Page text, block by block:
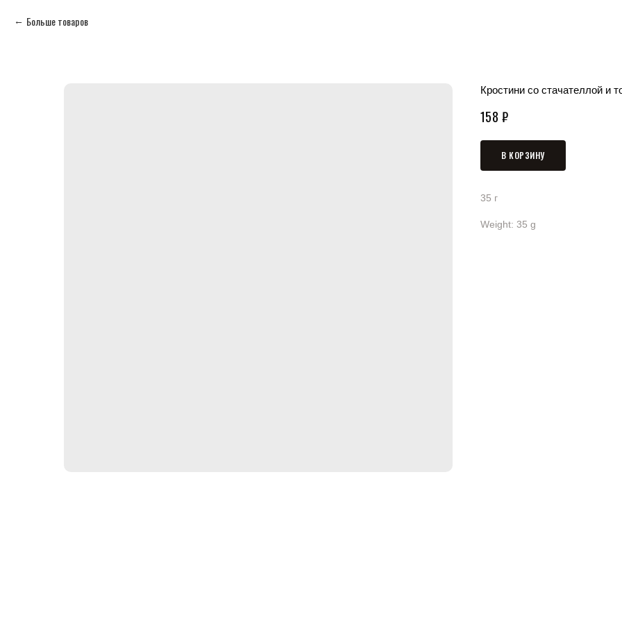
Больше товаров
Кростини со стачателлой и
158 ₽
В КОРЗИНУ
35 г
Weight: 35 g